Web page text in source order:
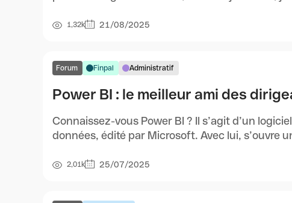
1,32k 21/08/2025
Forum Finpal Administratif
Power BI : le meilleur ami des
Connaissez-vous Power BI ? Il s’agit d’un
données, édité par Microsoft. Avec lui, s’ouvre
2,01k 25/07/2025